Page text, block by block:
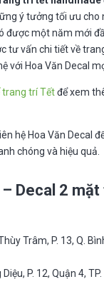
ý tưởng tối ưu cho
được một năm mới
tư vấn chi tiết về
với Hoa Văn Decal
trang trí Tếtđể xem
hệ Hoa Văn Decal
chóng và hiệu quả.
– Decal 2
Trâm, P. 13, Q.
P. 12, Quận 4,